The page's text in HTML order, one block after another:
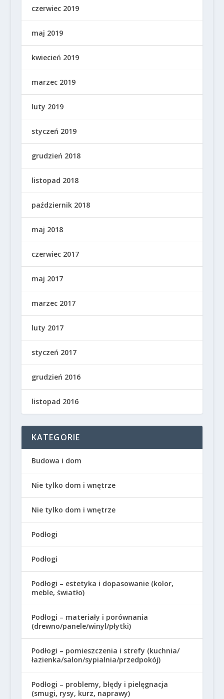
czerwiec 2019
maj 2019
kwiecień 2019
marzec 2019
luty 2019
styczeń 2019
grudzień 2018
listopad 2018
październik 2018
maj 2018
czerwiec 2017
maj 2017
marzec 2017
luty 2017
styczeń 2017
grudzień 2016
listopad 2016
KATEGORIE
Budowa i dom
Nie tylko dom i wnętrze
Nie tylko dom i wnętrze
Podłogi
Podłogi
Podłogi – estetyka i dopasowanie (kolor,
meble, światło)
Podłogi – materiały i porównania
(drewno/panele/winyl/płytki)
Podłogi – pomieszczenia i strefy (kuchnia/
łazienka/salon/sypialnia/przedpokój)
Podłogi – problemy, błędy i pielęgnacja
(smugi, rysy, kurz, naprawy)